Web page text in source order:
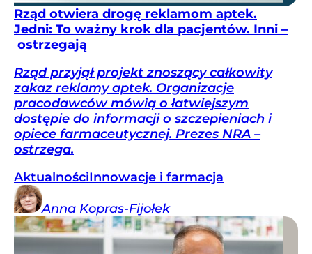
Rząd otwiera drogę reklamom aptek.
Jedni: To ważny krok dla pacjentów. Inni –
ostrzegają
Rząd przyjął projekt znoszący całkowity
zakaz reklamy aptek. Organizacje
pracodawców mówią o łatwiejszym
dostępie do informacji o szczepieniach i
opiece farmaceutycznej. Prezes NRA –
ostrzega.
AktualnościInnowacje i farmacja
Anna Kopras-Fijołek